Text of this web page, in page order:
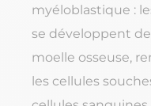
myéloblastique :
se développent
moelle osseuse,
les cellules